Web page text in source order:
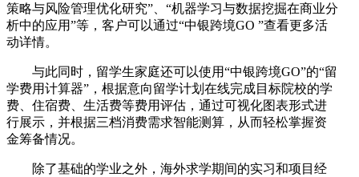
策略与风险管理优化研究”、“机器学习与数据挖掘在商业分
析中的应用”等，客户可以通过“中银跨境GO ”查看更多活
动详情。
与此同时，留学生家庭还可以使用“中银跨境GO”的“留
学费用计算器”，根据意向留学计划在线完成目标院校的学
费、住宿费、生活费等费用评估，通过可视化图表形式进
行展示，并根据三档消费需求智能测算，从而轻松掌握资
金筹备情况。
除了基础的学业之外，海外求学期间的实习和项目经